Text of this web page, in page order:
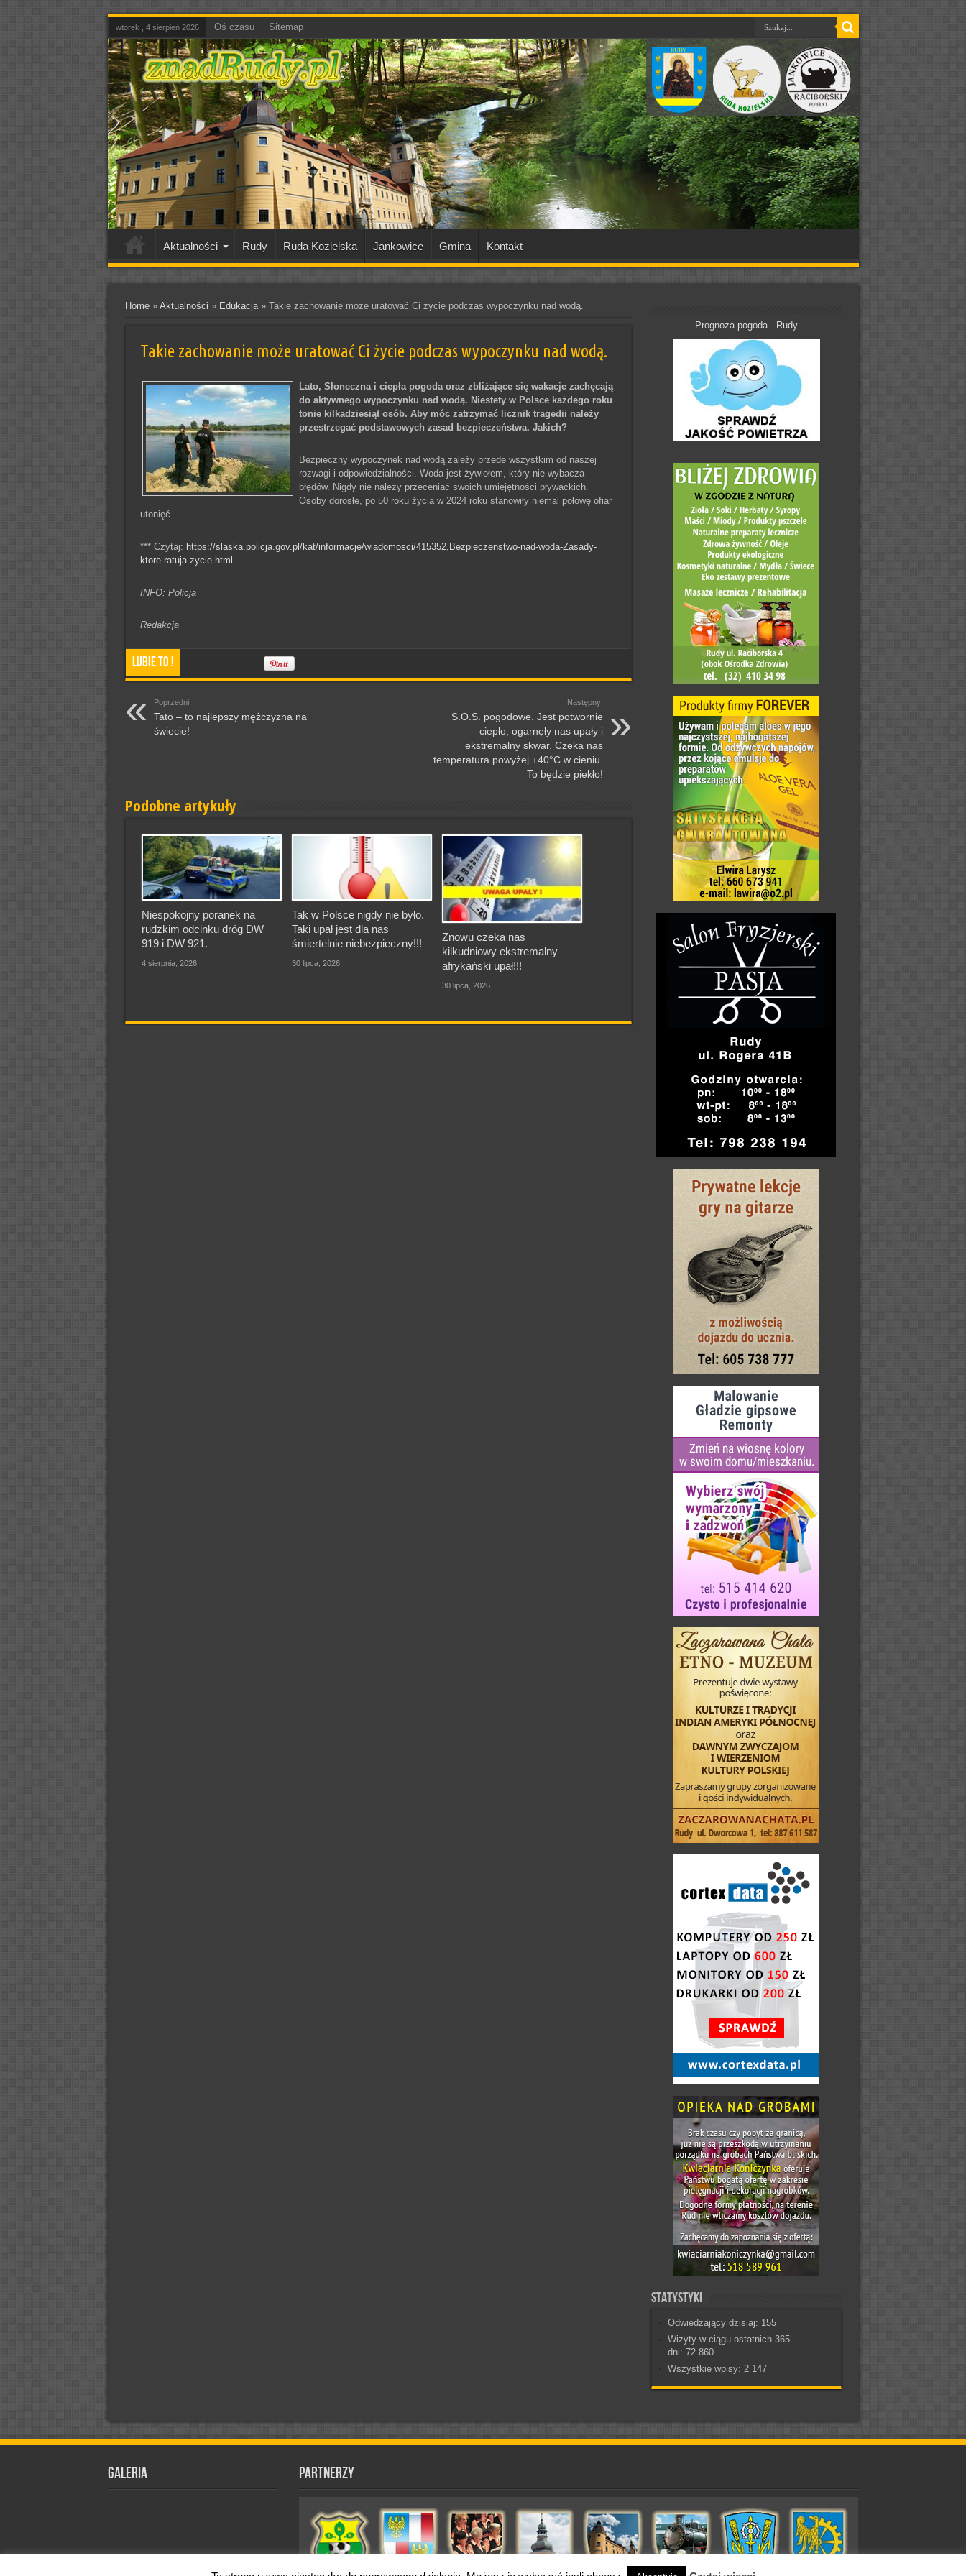
wtorek , 4 sierpień 2026 Oś czasu Sitemap
Aktualności Rudy Ruda Kozielska Jankowice Gmina Kontakt
Home» Aktualności » Edukacja» Takie zachowanie może uratować Ci życie podczas wypoczynku nad wodą.
Takie zachowanie może uratować Ci życie podczas wypoczynku nad wodą.
Lato, Słoneczna i ciepła pogoda oraz zbliżające się wakacje zachęcają
do aktywnego wypoczynku nad wodą. Niestety w Polsce każdego roku
tonie kilkadziesiąt osób. Aby móc zatrzymać licznik tragedii należy
przestrzegać podstawowych zasad bezpieczeństwa. Jakich?
Bezpieczny wypoczynek nad wodą zależy przede wszystkim od naszej
rozwagi i odpowiedzialności. Woda jest żywiołem, który nie wybacza
błędów. Nigdy nie należy przeceniać swoich umiejętności pływackich.
Osoby dorosłe, po 50 roku życia w 2024 roku stanowiły niemal połowę ofiar
utonięć.
*** Czytaj: https://slaska.policja.gov.pl/kat/informacje/wiadomosci/415352,Bezpieczenstwo-nad-woda-Zasady-
ktore-ratuja-zycie.html
INFO: Policja
Redakcja
Lubie To !
Poprzedni:
Tato – to najlepszy mężczyzna na
świecie!
Następny:
S.O.S. pogodowe. Jest potwornie
ciepło, ogarnęły nas upały i
ekstremalny skwar. Czeka nas
temperatura powyżej +40°C w cieniu.
To będzie piekło!
Podobne artykuły
Niespokojny poranek na
rudzkim odcinku dróg DW
919 i DW 921.
4 sierpnia, 2026
Tak w Polsce nigdy nie było.
Taki upał jest dla nas
śmiertelnie niebezpieczny!!!
30 lipca, 2026
Znowu czeka nas
kilkudniowy ekstremalny
afrykański upał!!!
30 lipca, 2026
Prognoza pogoda - Rudy
Statystyki
Odwiedzający dzisiaj: 155
Wizyty w ciągu ostatnich 365
dni: 72 860
Wszystkie wpisy: 2 147
Galeria Partnerzy